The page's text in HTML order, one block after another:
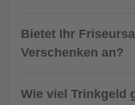
Bietet Ihr
Verschenken an?
Wie viel Trinkgeld